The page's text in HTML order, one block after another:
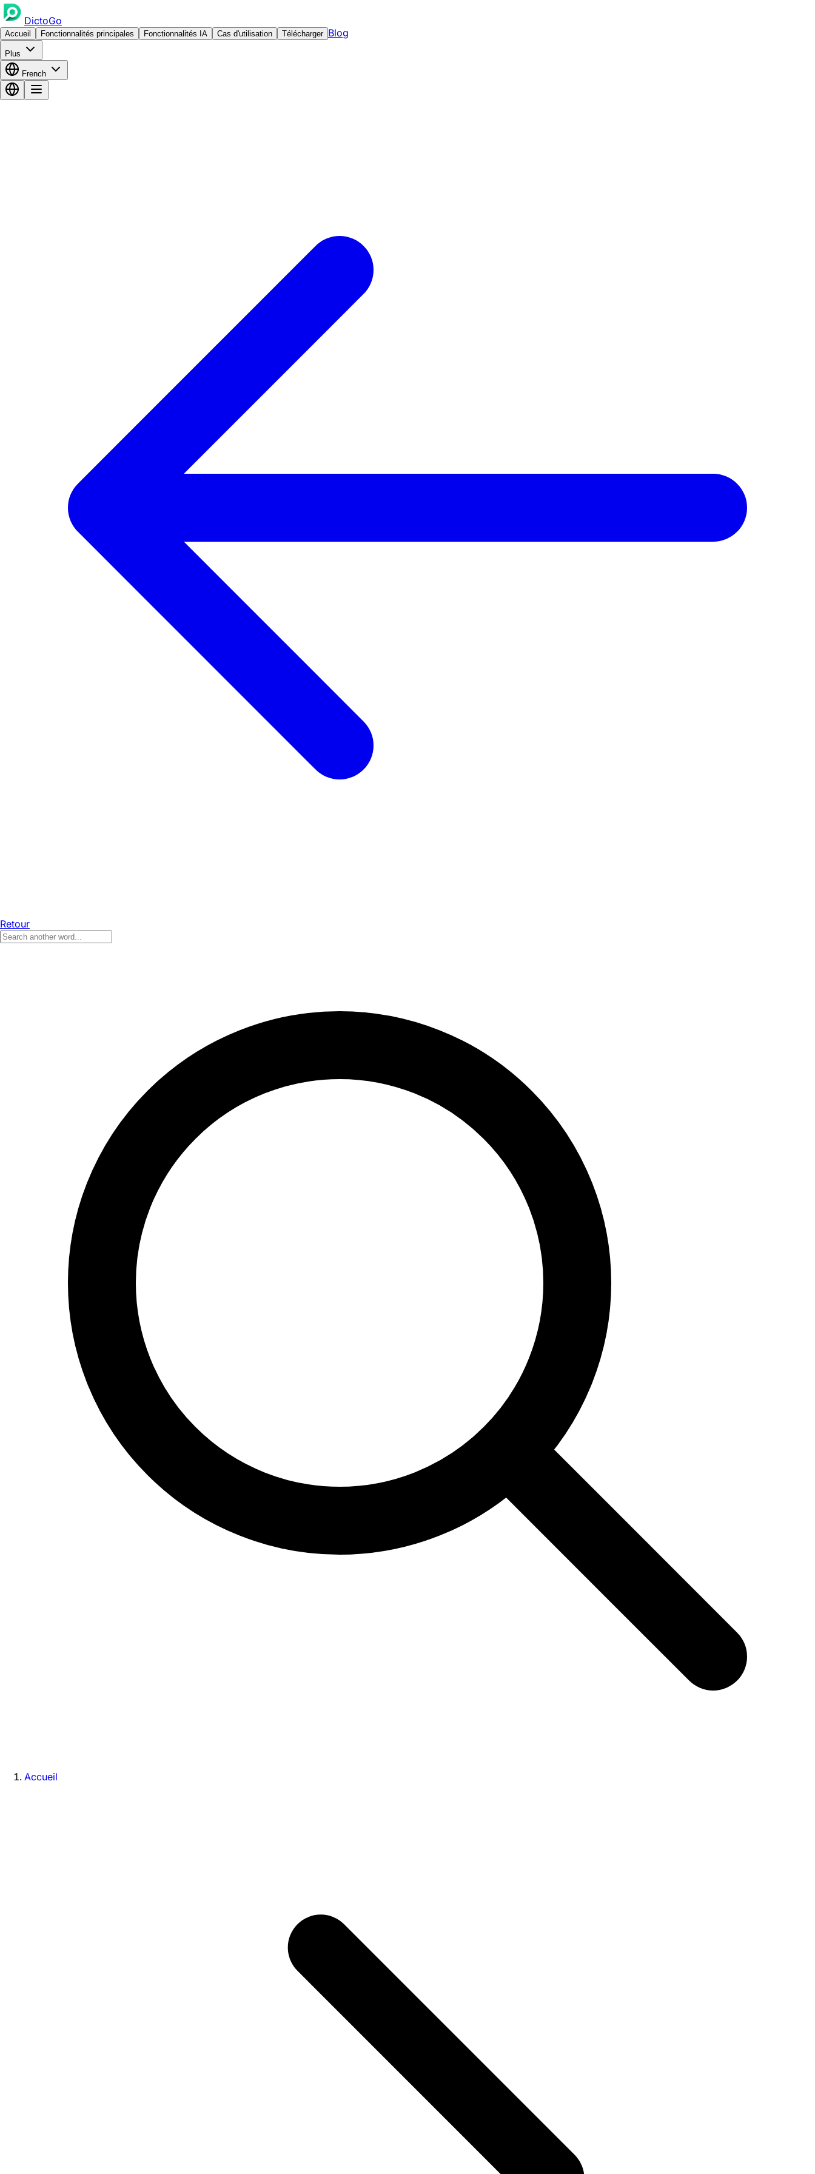
DictoGo
Accueil Fonctionnalités principales Fonctionnalités IA Cas d'utilisation Télécharger Blog
Plus
French
Retour
Accueil